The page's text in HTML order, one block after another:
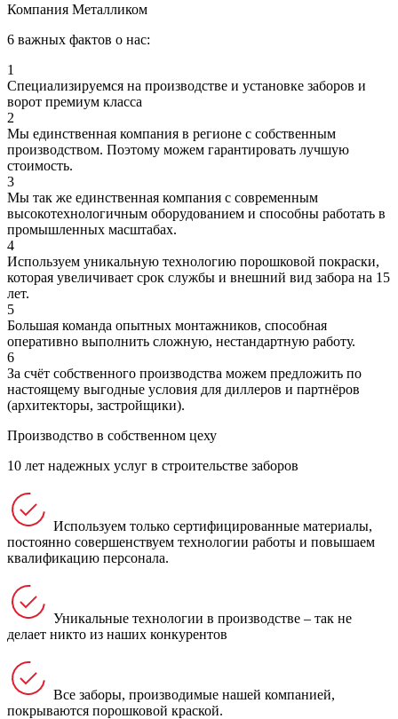
Компания Металликом
6 важных фактов о нас:
1
Специализируемся на производстве и установке заборов и
ворот премиум класса
2
Мы единственная компания в регионе с собственным
производством. Поэтому можем гарантировать лучшую
стоимость.
3
Мы так же единственная компания с современным
высокотехнологичным оборудованием и способны работать в
промышленных масштабах.
4
Используем уникальную технологию порошковой покраски,
которая увеличивает срок службы и внешний вид забора на 15
лет.
5
Большая команда опытных монтажников, способная
оперативно выполнить сложную, нестандартную работу.
6
За счёт собственного производства можем предложить по
настоящему выгодные условия для диллеров и партнёров
(архитекторы, застройщики).
Производство в собственном цеху
10 лет надежных услуг в строительстве заборов
Используем только сертифицированные материалы,
постоянно совершенствуем технологии работы и повышаем
квалификацию персонала.
Уникальные технологии в производстве – так не
делает никто из наших конкурентов
Все заборы, производимые нашей компанией,
покрываются порошковой краской.